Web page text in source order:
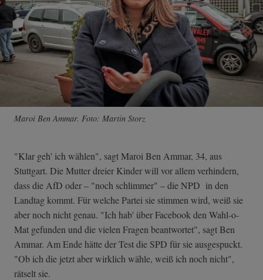
Maroi Ben Ammar. Foto: Martin Storz
"Klar geh' ich wählen", sagt Maroi Ben Ammar, 34, aus
Stuttgart. Die Mutter dreier Kinder will vor allem verhindern,
dass die AfD oder – "noch schlimmer" – die NPD in den
Landtag kommt. Für welche Partei sie stimmen wird, weiß sie
aber noch nicht genau. "Ich hab' über Facebook den Wahl-o-
Mat gefunden und die vielen Fragen beantwortet", sagt Ben
Ammar. Am Ende hätte der Test die SPD für sie ausgespuckt.
"Ob ich die jetzt aber wirklich wähle, weiß ich noch nicht",
rätselt sie.